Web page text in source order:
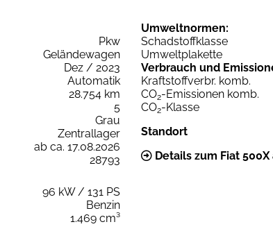
Pkw
Geländewagen
Dez / 2023
Automatik
28.754 km
5
Grau
Zentrallager
ab ca. 17.08.2026
28793
96 kW / 131 PS
Benzin
1.469 cm³
Umweltnormen:
Schadstoffklasse
Umweltplakette
Verbrauch und
Kraftstoffverbr. komb.
CO2-Emissionen komb.
CO2-Klasse
Standort
Details zum Fiat